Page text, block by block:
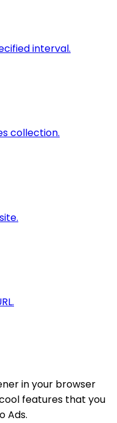
interval.
collection.
in your browser
features that you
Ads.